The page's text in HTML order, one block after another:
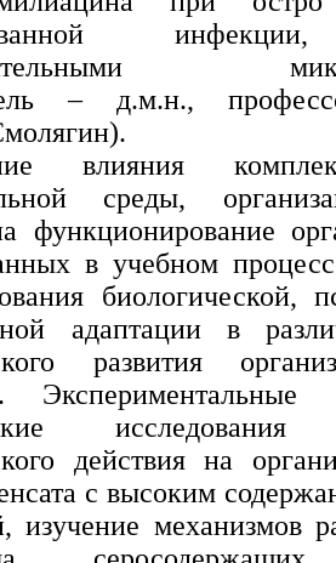
– д.м.н.,
влияния
среды,
функционирование
в учебном
биологической,
адаптации в
развития
исследования
действия на
с высоким
изучение механизмов